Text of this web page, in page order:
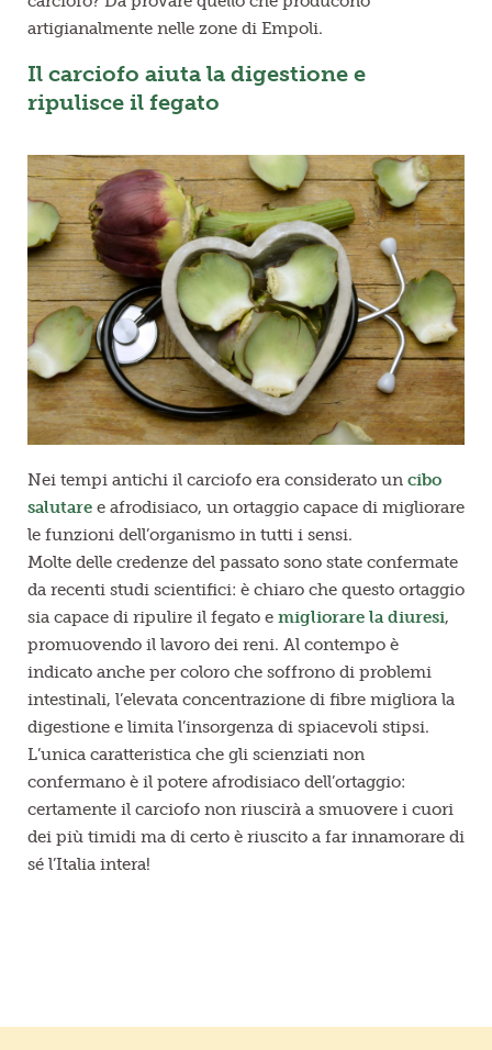
artigianalmente nelle zone di Empoli.
Il carciofo aiuta la digestione e
ripulisce il fegato
Nei tempi antichi il carciofo era considerato un cibo
salutare e afrodisiaco, un ortaggio capace di migliorare
le funzioni dell’organismo in tutti i sensi.
Molte delle credenze del passato sono state confermate
da recenti studi scientifici: è chiaro che questo ortaggio
sia capace di ripulire il fegato e migliorare la diuresi,
promuovendo il lavoro dei reni. Al contempo è
indicato anche per coloro che soffrono di problemi
intestinali, l’elevata concentrazione di fibre migliora la
digestione e limita l’insorgenza di spiacevoli stipsi.
L’unica caratteristica che gli scienziati non
confermano è il potere afrodisiaco dell’ortaggio:
certamente il carciofo non riuscirà a smuovere i cuori
dei più timidi ma di certo è riuscito a far innamorare di
sé l’Italia intera!